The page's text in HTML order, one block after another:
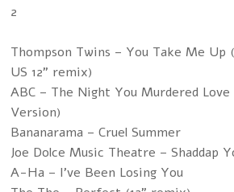
2
Thompson Twins – You Take Me
US 12" remix)
ABC – The Night You Murdered
Version)
Bananarama – Cruel Summer
Joe Dolce Music Theatre – Shaddap
A-Ha – I've Been Losing You